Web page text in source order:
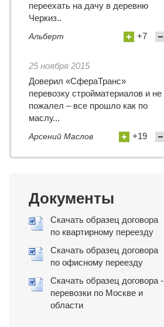
переехать на дачу в деревню
Черкиз..
Альберт +7
25 ноября 2015
Доверил «СфераТранс»
перевозку стройматериалов и не
пожалел – все прошло как по
маслу...
Арсений Маслов +19
Документы
Скачать образец договора
по квартирному переезду
Скачать образец договора
по офисному переезду
Скачать образец договора -
перевозки по Москве и
области